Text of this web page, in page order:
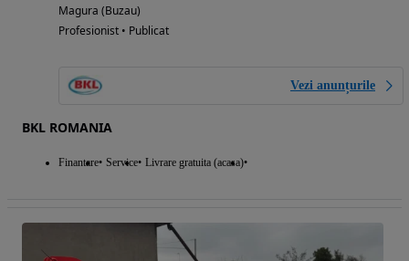
Magura (Buzau)
Profesionist • Publicat
Vezi anunțurile
BKL ROMANIA
Finantare Service Livrare gratuita (acasa)